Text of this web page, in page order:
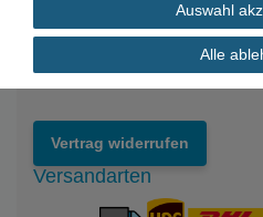
Impressum
Widerrufsrecht
Vertrag widerrufen
Versandarten
Auswahl
Alle